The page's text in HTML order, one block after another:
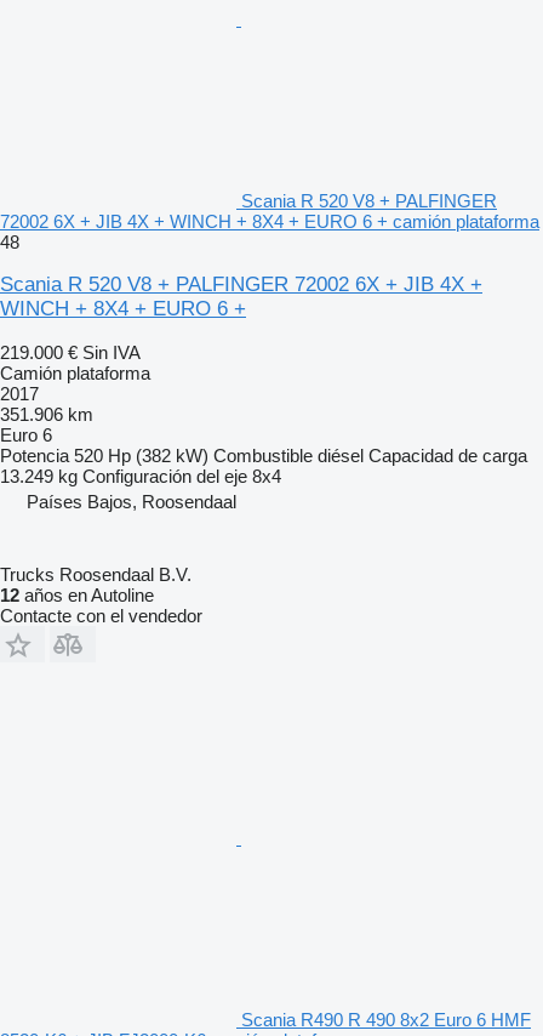
Scania R 520 V8 + PALFINGER
72002 6X + JIB 4X + WINCH + 8X4 + EURO 6 + camión plataforma
48
Scania R 520 V8 + PALFINGER 72002 6X + JIB 4X +
WINCH + 8X4 + EURO 6 +
219.000 € Sin IVA
Camión plataforma
2017
351.906 km
Euro 6
Potencia 520 Hp (382 kW) Combustible diésel Capacidad de carga
13.249 kg Configuración del eje 8x4
Países Bajos, Roosendaal
Trucks Roosendaal B.V.
12 años en Autoline
Contacte con el vendedor
Scania R490 R 490 8x2 Euro 6 HMF